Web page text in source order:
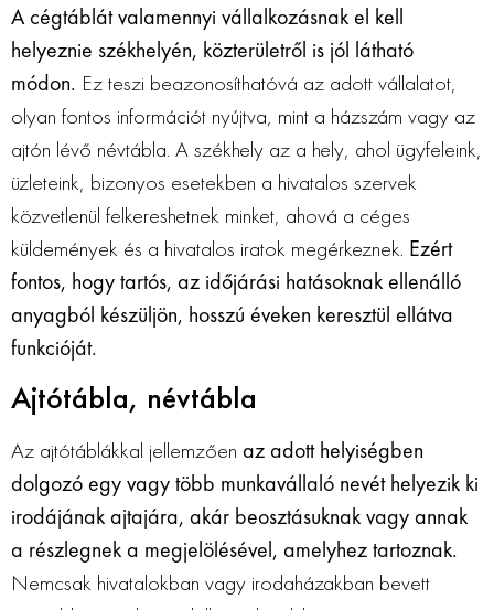
A cégtáblát valamennyi vállalkozásnak el kell
helyeznie székhelyén, közterületről is jól látható
módon. Ez teszi beazonosíthatóvá az adott vállalatot,
olyan fontos információt nyújtva, mint a házszám vagy az
ajtón lévő névtábla. A székhely az a hely, ahol ügyfeleink,
üzleteink, bizonyos esetekben a hivatalos szervek
közvetlenül felkereshetnek minket, ahová a céges
küldemények és a hivatalos iratok megérkeznek. Ezért
fontos, hogy tartós, az időjárási hatásoknak ellenálló
anyagból készüljön, hosszú éveken keresztül ellátva
funkcióját.
Ajtótábla, névtábla
Az ajtótáblákkal jellemzően az adott helyiségben
dolgozó egy vagy több munkavállaló nevét helyezik ki
irodájának ajtajára, akár beosztásuknak vagy annak
a részlegnek a megjelölésével, amelyhez tartoznak.
Nemcsak hivatalokban vagy irodaházakban bevett